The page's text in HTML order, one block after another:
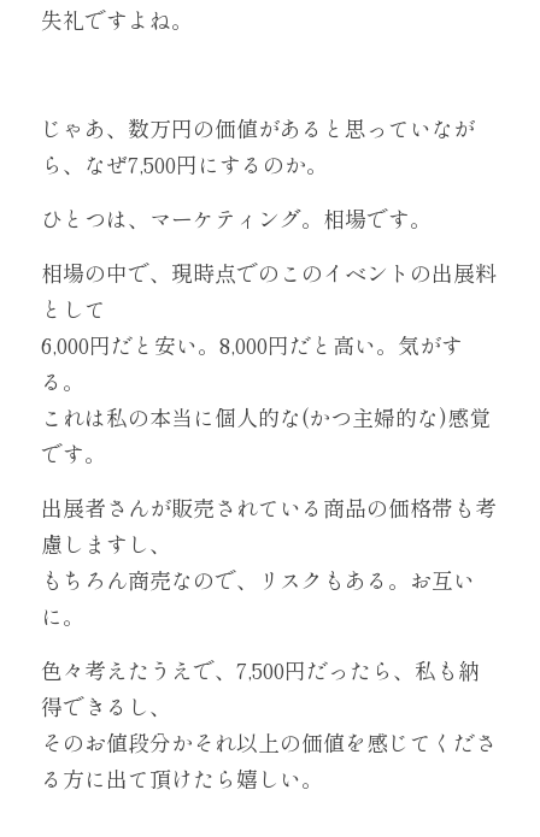
失礼ですよね。
じゃあ、数万円の価値があると思っていなが
ら、なぜ7,500円にするのか。
ひとつは、マーケティング。相場です。
相場の中で、現時点でのこのイベントの出展料
として
6,000円だと安い。8,000円だと高い。気がす
る。
これは私の本当に個人的な(かつ主婦的な)感覚
です。
出展者さんが販売されている商品の価格帯も考
慮しますし、
もちろん商売なので、リスクもある。お互い
に。
色々考えたうえで、7,500円だったら、私も納
得できるし、
そのお値段分かそれ以上の価値を感じてくださ
る方に出て頂けたら嬉しい。